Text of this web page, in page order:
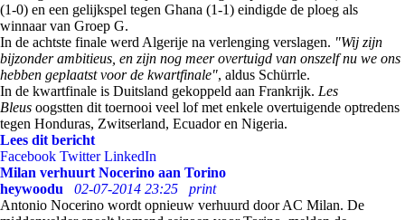
(1-0) en een gelijkspel tegen Ghana (1-1) eindigde de ploeg als
winnaar van Groep G.
In de achtste finale werd Algerije na verlenging verslagen. "Wij zijn
bijzonder ambitieus, en zijn nog meer overtuigd van onszelf nu we ons
hebben geplaatst voor de kwartfinale", aldus Schürrle.
In de kwartfinale is Duitsland gekoppeld aan Frankrijk. Les
Bleus oogstten dit toernooi veel lof met enkele overtuigende optredens
tegen Honduras, Zwitserland, Ecuador en Nigeria.
Lees dit bericht
Facebook Twitter LinkedIn
Milan verhuurt Nocerino aan Torino
heywoodu
02-07-2014 23:25
print
Antonio Nocerino wordt opnieuw verhuurd door AC Milan. De